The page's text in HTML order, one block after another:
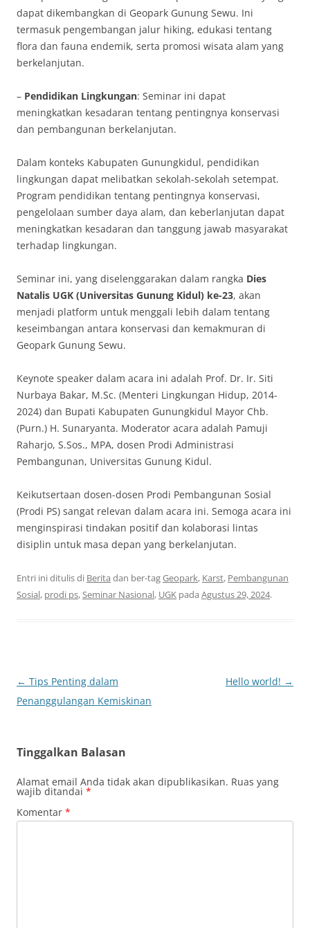
dapat dikembangkan di Geopark Gunung Sewu. Ini
termasuk pengembangan jalur hiking, edukasi tentang
flora dan fauna endemik, serta promosi wisata alam yang
berkelanjutan.
– Pendidikan Lingkungan: Seminar ini dapat
meningkatkan kesadaran tentang pentingnya konservasi
dan pembangunan berkelanjutan.
Dalam konteks Kabupaten Gunungkidul, pendidikan
lingkungan dapat melibatkan sekolah-sekolah setempat.
Program pendidikan tentang pentingnya konservasi,
pengelolaan sumber daya alam, dan keberlanjutan dapat
meningkatkan kesadaran dan tanggung jawab masyarakat
terhadap lingkungan.
Seminar ini, yang diselenggarakan dalam rangka Dies
Natalis UGK (Universitas Gunung Kidul) ke-23, akan
menjadi platform untuk menggali lebih dalam tentang
keseimbangan antara konservasi dan kemakmuran di
Geopark Gunung Sewu.
Keynote speaker dalam acara ini adalah Prof. Dr. Ir. Siti
Nurbaya Bakar, M.Sc. (Menteri Lingkungan Hidup, 2014-
2024) dan Bupati Kabupaten Gunungkidul Mayor Chb.
(Purn.) H. Sunaryanta. Moderator acara adalah Pamuji
Raharjo, S.Sos., MPA, dosen Prodi Administrasi
Pembangunan, Universitas Gunung Kidul.
Keikutsertaan dosen-dosen Prodi Pembangunan Sosial
(Prodi PS) sangat relevan dalam acara ini. Semoga acara ini
menginspirasi tindakan positif dan kolaborasi lintas
disiplin untuk masa depan yang berkelanjutan.
Entri ini ditulis di Berita dan ber-tagGeopark, Karst, Pembangunan
Sosial, prodi ps,Seminar Nasional, UGK pada Agustus 29, 2024.
Navigasi
Tulisan
← Tips Penting dalam
Penanggulangan Kemiskinan
Hello world! →
Tinggalkan Balasan
Alamat email Anda tidak akan dipublikasikan. Ruas yang
wajib ditandai *
Komentar *